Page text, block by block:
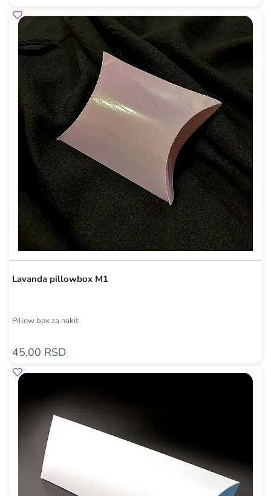
Lavanda pillowbox M1
Pillow box za nakit
45,00 RSD